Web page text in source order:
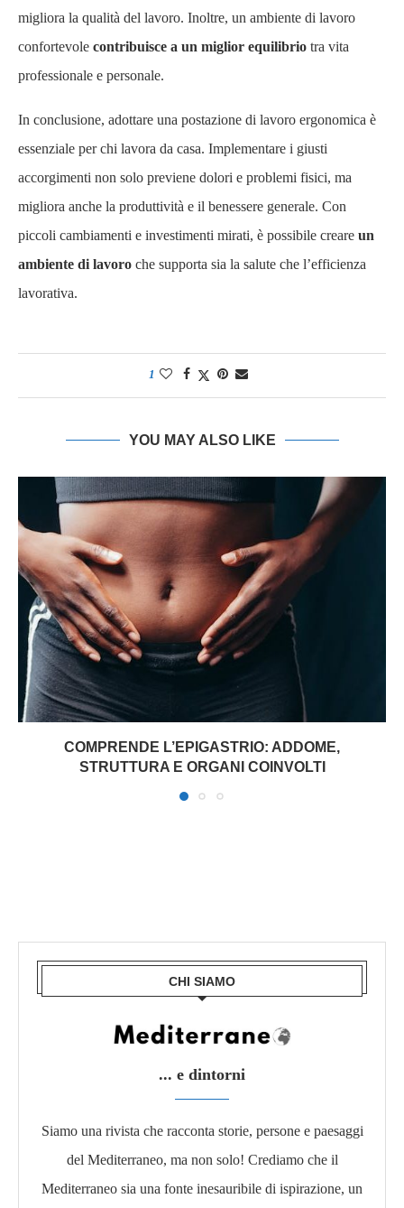
migliora la qualità del lavoro. Inoltre, un ambiente di lavoro
confortevole contribuisce a un miglior equilibrio tra vita
professionale e personale.
In conclusione, adottare una postazione di lavoro ergonomica è
essenziale per chi lavora da casa. Implementare i giusti
accorgimenti non solo previene dolori e problemi fisici, ma
migliora anche la produttività e il benessere generale. Con
piccoli cambiamenti e investimenti mirati, è possibile creare un
ambiente di lavoro che supporta sia la salute che l’efficienza
lavorativa.
1
YOU MAY ALSO LIKE
COMPRENDE L’EPIGASTRIO: ADDOME,
STRUTTURA E ORGANI COINVOLTI
CHI SIAMO
... e dintorni
Siamo una rivista che racconta storie, persone e paesaggi
del Mediterraneo, ma non solo! Crediamo che il
Mediterraneo sia una fonte inesauribile di ispirazione, un